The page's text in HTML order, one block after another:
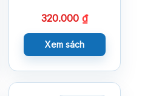
320.000 ₫
Xem sách